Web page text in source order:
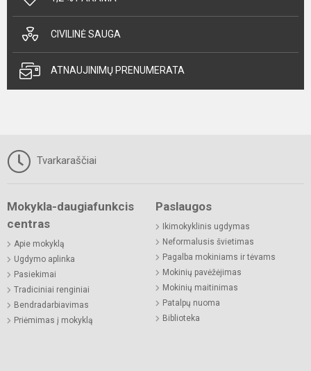
CIVILINĖ SAUGA
ATNAUJINIMŲ PRENUMERATA
Tvarkaraščiai
Mokykla-daugiafunkcis
centras
Apie mokyklą
Ugdymo aplinka
Pasiekimai
Tradiciniai renginiai
Bendradarbiavimas
Priėmimas į mokyklą
Paslaugos
Ikimokyklinis ugdymas
Neformalusis švietimas
Pagalba mokiniams ir tėvams
Mokinių pavėžėjimas
Mokinių maitinimas
Patalpų nuoma
Biblioteka